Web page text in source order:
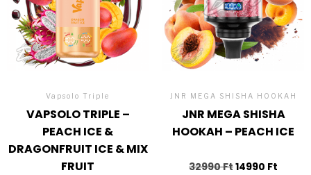
Vapsolo Triple
VAPSOLO TRIPLE –
PEACH ICE &
DRAGONFRUIT ICE & MIX
FRUIT
JNR MEGA SHISHA HOOKAH
JNR MEGA SHISHA
HOOKAH – PEACH ICE
32990Ft14990 Ft